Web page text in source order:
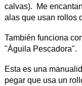
calvas). Me
alas que usan rollos
También funciona
"Águila Pescadora".
Esta es una
pegar que usa un